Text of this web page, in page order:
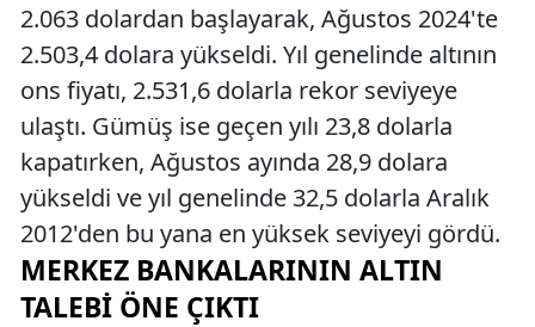
2.063 dolardan başlayarak, Ağustos 2024'te
2.503,4 dolara yükseldi. Yıl genelinde altının
ons fiyatı, 2.531,6 dolarla rekor seviyeye
ulaştı. Gümüş ise geçen yılı 23,8 dolarla
kapatırken, Ağustos ayında 28,9 dolara
yükseldi ve yıl genelinde 32,5 dolarla Aralık
2012'den bu yana en yüksek seviyeyi gördü.
MERKEZ BANKALARININ ALTIN
TALEBI ÖNE ÇIKTI